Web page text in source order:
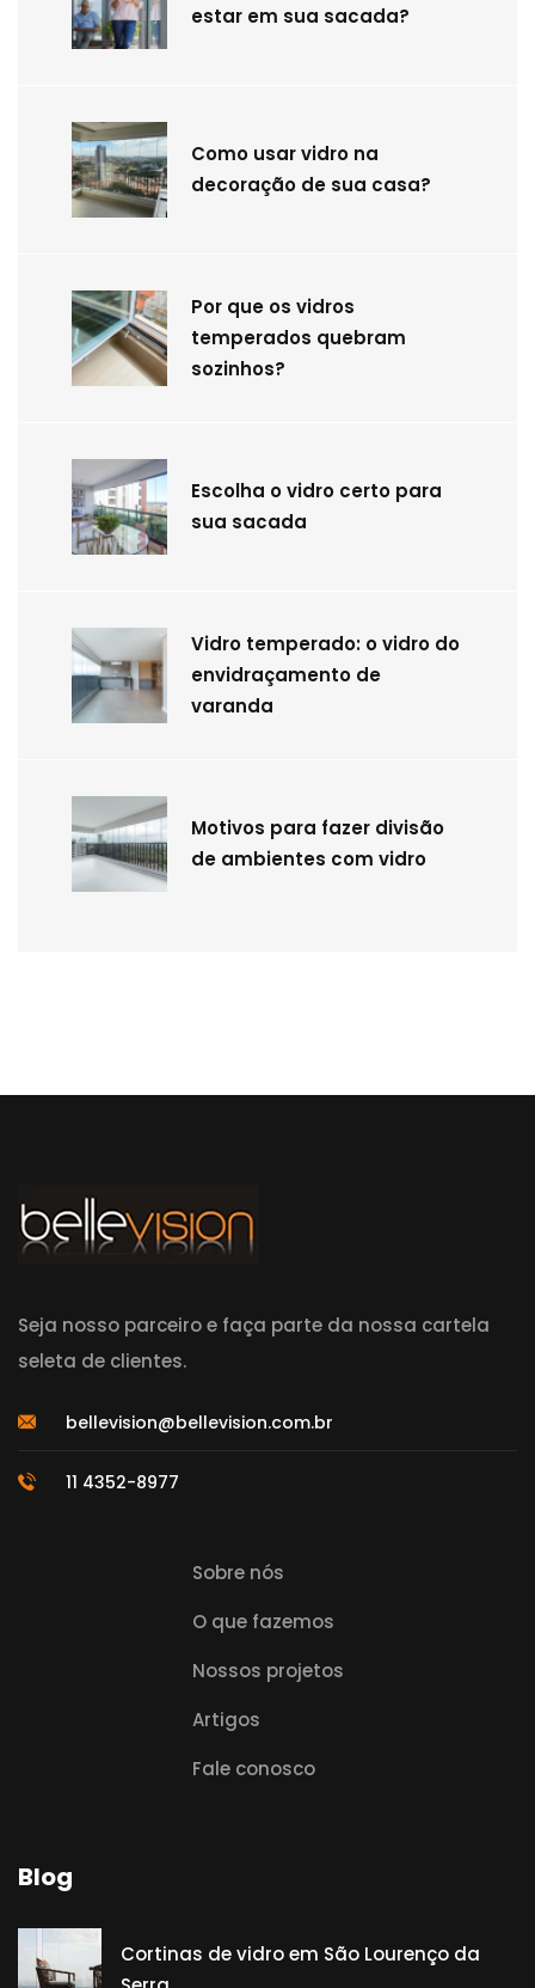
estar em sua sacada?
Como usar vidro na
decoração de sua casa?
Por que os vidros
temperados quebram
sozinhos?
Escolha o vidro certo para
sua sacada
Vidro temperado: o vidro do
envidraçamento de
varanda
Motivos para fazer divisão
de ambientes com vidro
Seja nosso parceiro e faça parte da nossa cartela
seleta de clientes.
bellevision@bellevision.com.br
11 4352-8977
Sobre nós
O que fazemos
Nossos projetos
Artigos
Fale conosco
Blog
Cortinas de vidro em São Lourenço da